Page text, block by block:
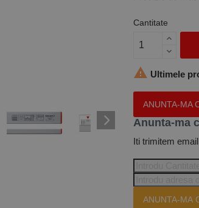
Cantitate
 Ultimele
ANUNTA-MA
Anunta-ma
Iti trimitem
ANUNTA-MA